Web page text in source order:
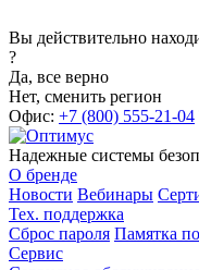
Вы действительно
?
Да, все верно
Нет, сменить регион
Офис: +7 (800) 555-21-04
Надежные системы
О бренде
Новости Вебинары
Тех. поддержка
Сброс пароля Памятка
Сервис